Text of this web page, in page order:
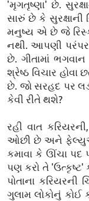
'મૃગતૃષ્ણા' છે.
સારું છે કે
મનુષ્ય એ છે જે
નથી. આપણી
છે. ગીતામાં
શ્રેષ્ઠ વિચાર હોવા
છે. જો સરહદ પર
કેવી રીતે થશે?
રહી વાત
ઓછી છે અને
કમાવા કે ઊંચા
પણ કરો તે
પોતાના
ગુલામ લોકોનું કોઈ